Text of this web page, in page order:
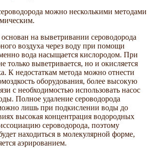
можно несколькими методами
на выветривании сероводорода
воздуха через воду при помощи
вода насыщается кислородом. При
только выветривается, но и окисляется
К недостаткам метода можно отнести
оборудования, более высокую
с необходимостью использовать насос
Полное удаление сероводорода
лишь при подкислении воды до
высокая концентрация водородных
сероводорода, поэтому
находиться в молекулярной форме,
аэрированием.